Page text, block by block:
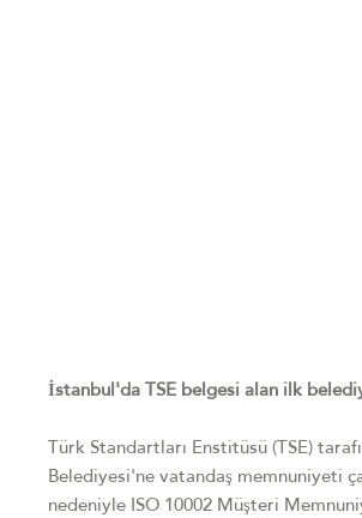
İstanbul'da TSE belgesi alan ilk
Türk Standartları Enstitüsü (TSE)
Belediyesi'ne vatandaş memnuniyeti
nedeniyle ISO 10002 Müşteri